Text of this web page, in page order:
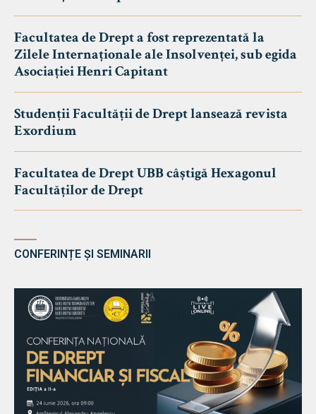
Facultatea de Drept a fost reprezentată la
Zilele Internaționale ale Insolvenței, sub egida
Asociației Henri Capitant
Studenții Facultății de Drept lansează revista
Exordium
Facultatea de Drept UBB câștigă Hexagonul
Facultăților de Drept
CONFERINȚE ȘI SEMINARII